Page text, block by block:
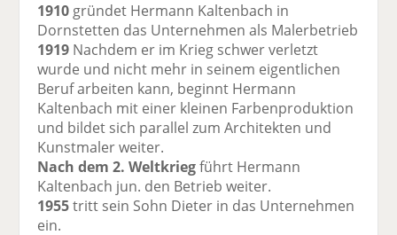
1910 gründet Hermann Kaltenbach in
Dornstetten das Unternehmen als Malerbetrieb
1919 Nachdem er im Krieg schwer verletzt
wurde und nicht mehr in seinem eigentlichen
Beruf arbeiten kann, beginnt Hermann
Kaltenbach mit einer kleinen Farbenproduktion
und bildet sich parallel zum Architekten und
Kunstmaler weiter.
Nach dem 2. Weltkriegführt Hermann
Kaltenbach jun. den Betrieb weiter.
1955tritt sein Sohn Dieter in das Unternehmen
ein.